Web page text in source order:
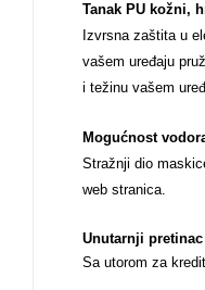
Tanak PU kožni,
Izvrsna zaštita u
vašem uređaju
i težinu vašem
Mogućnost
Stražnji dio
web stranica.
Unutarnji
Sa utorom za
Valentinovo
I Need Some Space